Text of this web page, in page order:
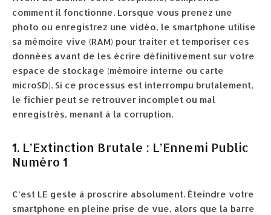
comment il fonctionne. Lorsque vous prenez une
photo ou enregistrez une vidéo, le smartphone utilise
sa mémoire vive (RAM) pour traiter et temporiser ces
données avant de les écrire définitivement sur votre
espace de stockage (mémoire interne ou carte
microSD). Si ce processus est interrompu brutalement,
le fichier peut se retrouver incomplet ou mal
enregistrés, menant à la corruption.
1. L’Extinction Brutale : L’Ennemi Public
Numéro 1
C’est LE geste à proscrire absolument. Éteindre votre
smartphone en pleine prise de vue, alors que la barre